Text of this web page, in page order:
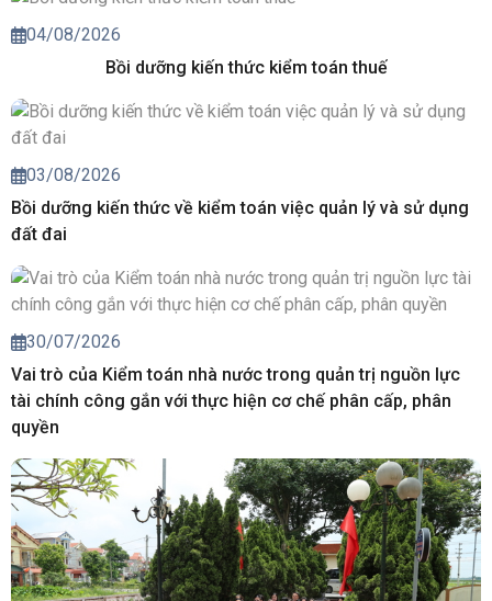
04/08/2026
Bồi dưỡng kiến thức kiểm toán thuế
03/08/2026
Bồi dưỡng kiến thức về kiểm toán việc quản lý và sử dụng
đất đai
30/07/2026
Vai trò của Kiểm toán nhà nước trong quản trị nguồn lực
tài chính công gắn với thực hiện cơ chế phân cấp, phân
quyền